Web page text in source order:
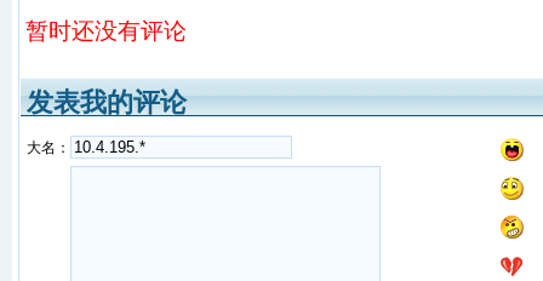
暂时还没有评论
发表我的评论
大名：